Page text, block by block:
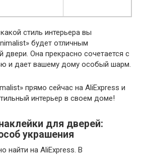
стиль интерьера вы
будет отличным
Она прекрасно сочетается с
и дает вашему дому особый шарм.
прямо сейчас на AliExpress и
интерьер в своем доме!
для дверей:
украшения
найти на AliExpress. В